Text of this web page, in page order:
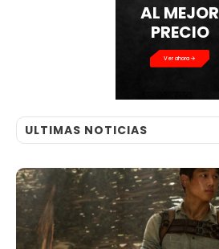
AL MEJOR
PRECIO
Ver ahora
ULTIMAS NOTICIAS